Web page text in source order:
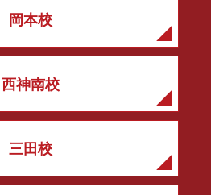
岡本校
西神南校
三田校